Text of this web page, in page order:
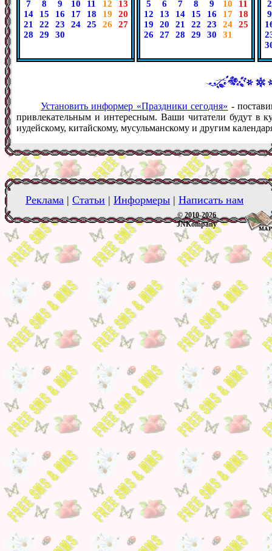
7 8 9 10 11 12
13
14
15 16 17 18 19
20
21
22 23 24 25 26
27
28
29 30
5 6 7 8 9 10
11
12
13 14 15 16 17
18
19
20 21 22 23 24
25
26
27 28 29 30 31
2
9
Установить информер «Праздники сегодня» -
привлекательным и интересным. Ваши читатели будут в
иудейскому, китайскому, мусульманскому и другим
Реклама | Статьи | Информеры | Написать нам
© 2010-2026
JNKompany